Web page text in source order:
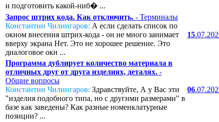
и подготовить какой-ниб� ...
Запрос штрих кода. Как отключить. - Терминалы
Константин Чилингаров: А если сделать список по
окном внесения штрих-кода - он не много занимает
вверху экрана Нет. Это не хорошее решение. Это
диалоговое окн ...
15
Программа дублирует количество материала в
отличных друг от друга изделиях, деталях. -
Общие вопросы
Константин Чилингаров: Здравствуйте, А у Вас эти
"изделия подобного типа, но с другими размерами" в
базе как заведены? Как разные номенклатурные
позиции? ...
06